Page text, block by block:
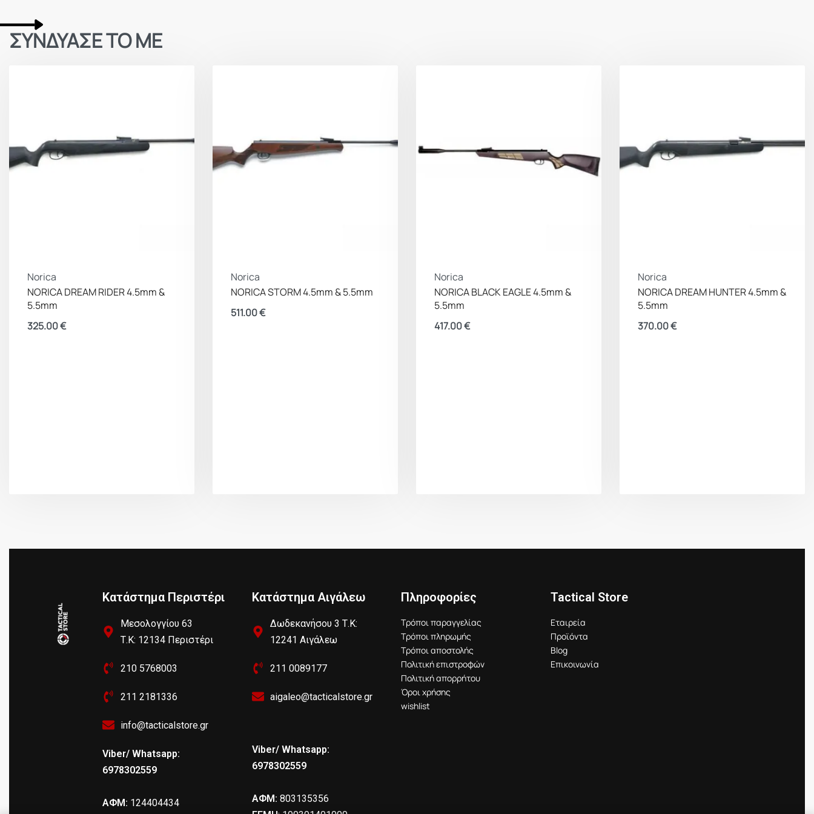
ΣΥΝΔΥΑΣΕ ΤΟ ΜΕ
Norica
NORICA DREAM RIDER 4.5mm &
5.5mm
325.00€
Norica
NORICA STORM 4.5mm & 5.5mm
511.00€
Norica
NORICA BLACK EAGLE 4.5mm &
5.5mm
417.00€
Norica
NORICA DREAM HUNTER 4.5mm &
5.5mm
370.00€
Κατάστημα Περιστέρι
Μεσολογγίου 63
Τ.Κ: 12134 Περιστέρι
210 5768003
211 2181336
info@tacticalstore.gr
Viber/ Whatsapp:
6978302559
ΑΦΜ: 124404434
Κατάστημα Αιγάλεω
Δωδεκανήσου 3 Τ.Κ:
12241 Αιγάλεω
211 0089177
aigaleo@tacticalstore.gr
Viber/ Whatsapp:
6978302559
ΑΦΜ: 803135356
Πληροφορίες
Τρόποι παραγγελίας
Τρόποι πληρωμής
Τρόποι αποστολής
Πολιτική επιστροφών
Πολιτική απορρήτου
Όροι χρήσης
wishlist
Tactical Store
Εταιρεία
Προϊόντα
Blog
Επικοινωνία